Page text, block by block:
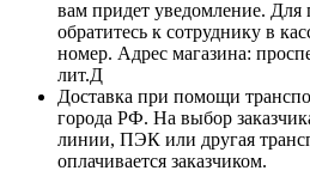
вам придет уведомление. Для
обратитесь к сотруднику в
номер. Адрес магазина:
лит.Д
Доставка при помощи
города РФ. На выбор
линии, ПЭК или другая
оплачивается заказчиком.